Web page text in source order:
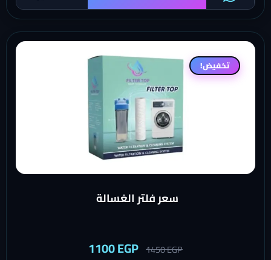
تخفيض!
سعر فلتر الغسالة
1450EGP
1100EGP